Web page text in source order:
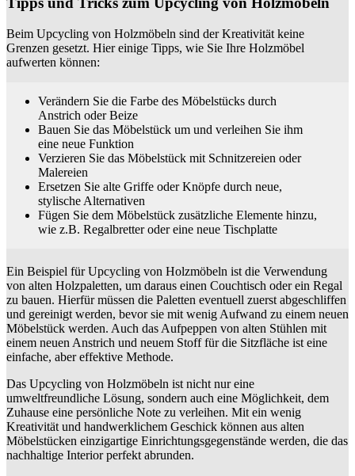
Beim Upcycling von Holzmöbeln sind der Kreativität keine
Grenzen gesetzt. Hier einige Tipps, wie Sie Ihre Holzmöbel
aufwerten können:
Verändern Sie die Farbe des Möbelstücks durch
Anstrich oder Beize
Bauen Sie das Möbelstück um und verleihen Sie ihm
eine neue Funktion
Verzieren Sie das Möbelstück mit Schnitzereien oder
Malereien
Ersetzen Sie alte Griffe oder Knöpfe durch neue,
stylische Alternativen
Fügen Sie dem Möbelstück zusätzliche Elemente hinzu,
wie z.B. Regalbretter oder eine neue Tischplatte
Ein Beispiel für Upcycling von Holzmöbeln ist die Verwendung
von alten Holzpaletten, um daraus einen Couchtisch oder ein Regal
zu bauen. Hierfür müssen die Paletten eventuell zuerst abgeschliffen
und gereinigt werden, bevor sie mit wenig Aufwand zu einem neuen
Möbelstück werden. Auch das Aufpeppen von alten Stühlen mit
einem neuen Anstrich und neuem Stoff für die Sitzfläche ist eine
einfache, aber effektive Methode.
Das Upcycling von Holzmöbeln ist nicht nur eine
umweltfreundliche Lösung, sondern auch eine Möglichkeit, dem
Zuhause eine persönliche Note zu verleihen. Mit ein wenig
Kreativität und handwerklichem Geschick können aus alten
Möbelstücken einzigartige Einrichtungsgegenstände werden, die das
nachhaltige Interior perfekt abrunden.